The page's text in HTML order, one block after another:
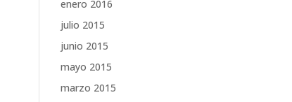
enero 2016
julio 2015
junio 2015
mayo 2015
marzo 2015